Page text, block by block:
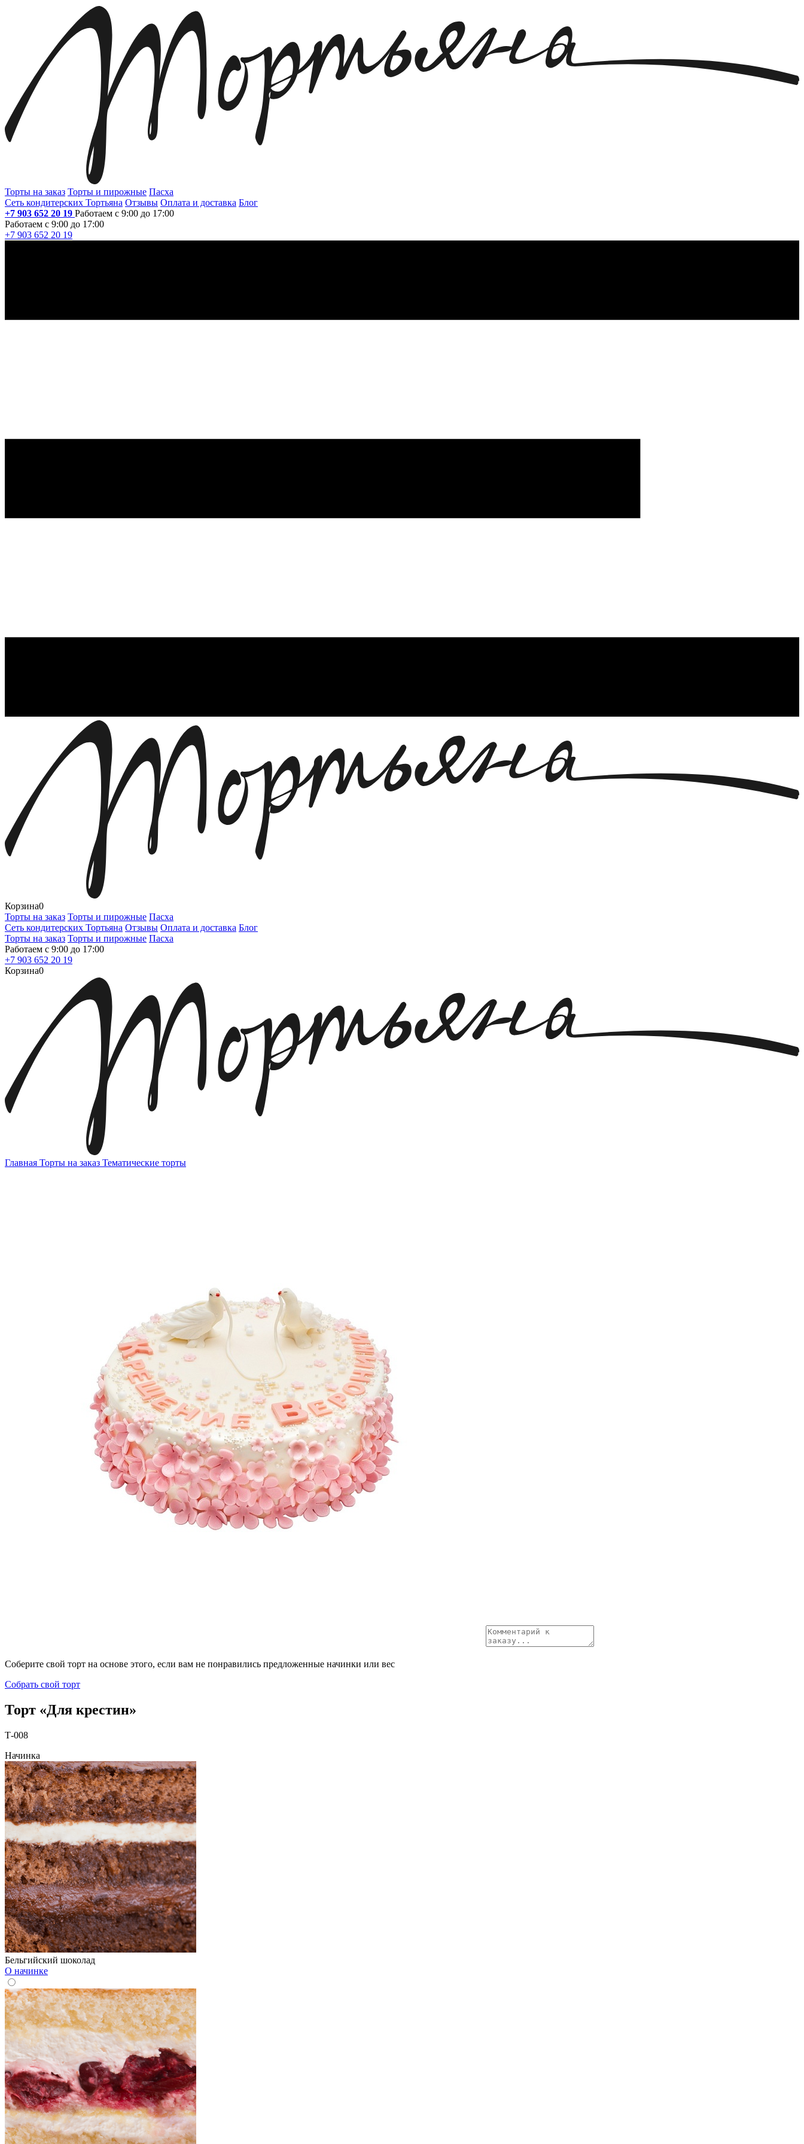
Торты на заказ Торты и пирожные Пасха
Сеть кондитерских Тортьяна Отзывы Оплата и доставка Блог
+7 903 652 20 19 Работаем с 9:00 до 17:00
Работаем с 9:00 до 17:00
+7 903 652 20 19
Корзина0
Торты на заказ Торты и пирожные Пасха
Сеть кондитерских Тортьяна Отзывы Оплата и доставка Блог
Торты на заказ Торты и пирожные Пасха
Работаем с 9:00 до 17:00
+7 903 652 20 19
Корзина0
Главная Торты на заказ Тематические торты
Соберите свой торт на основе этого, если вам не понравились предложенные начинки или вес
Собрать свой торт
Торт «Для крестин»
Т-008
Начинка
Бельгийский шоколад
О начинке